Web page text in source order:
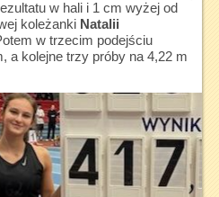
w hali i 1 cm wyżej od
koleżanki Natalii
w trzecim podejściu
a kolejne trzy próby na 4,22 m